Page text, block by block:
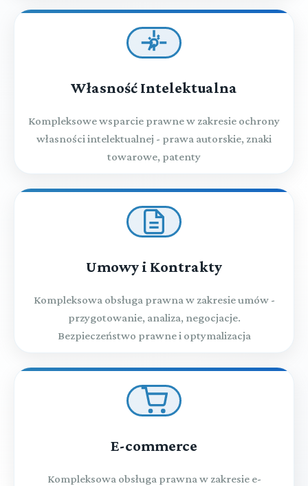
Własność Intelektualna
Kompleksowe wsparcie prawne w zakresie ochrony
własności intelektualnej - prawa autorskie, znaki
towarowe, patenty
Umowy i Kontrakty
Kompleksowa obsługa prawna w zakresie umów -
przygotowanie, analiza, negocjacje.
Bezpieczeństwo prawne i optymalizacja
E-commerce
Kompleksowa obsługa prawna w zakresie e-